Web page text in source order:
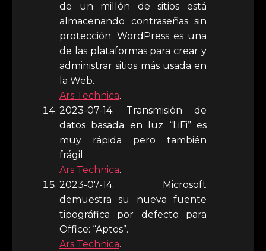
de un millón de sitios está
almacenando contraseñas sin
protección; WordPress es una
de las plataformas para crear y
administrar sitios más usada en
la Web.
Ars Technica.
2023-07-14. Transmisión de
datos basada en luz “LiFi” es
muy rápida pero también
frágil.
Ars Technica.
2023-07-14. Microsoft
demuestra su nueva fuente
tipográfica por defecto para
Office: “Aptos”.
Ars Technica.